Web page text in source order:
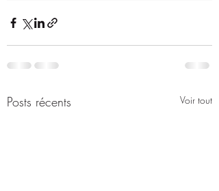
Posts récents Voir tout